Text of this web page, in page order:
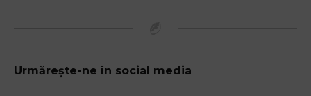
Urmărește-ne în social media